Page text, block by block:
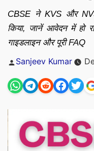
CBSE ने KVS और
किया, जानें आवेदन में हो
गाइडलाइन और पूरी FAQ
Posted
Sanjeev Kumar